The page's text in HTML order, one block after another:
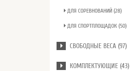
ДЛЯ СОРЕВНОВАНИЙ (28)
ДЛЯ СПОРТПЛОЩАДОК (50)
СВОБОДНЫЕ ВЕСА (97)
КОМПЛЕКТУЮЩИЕ (43)